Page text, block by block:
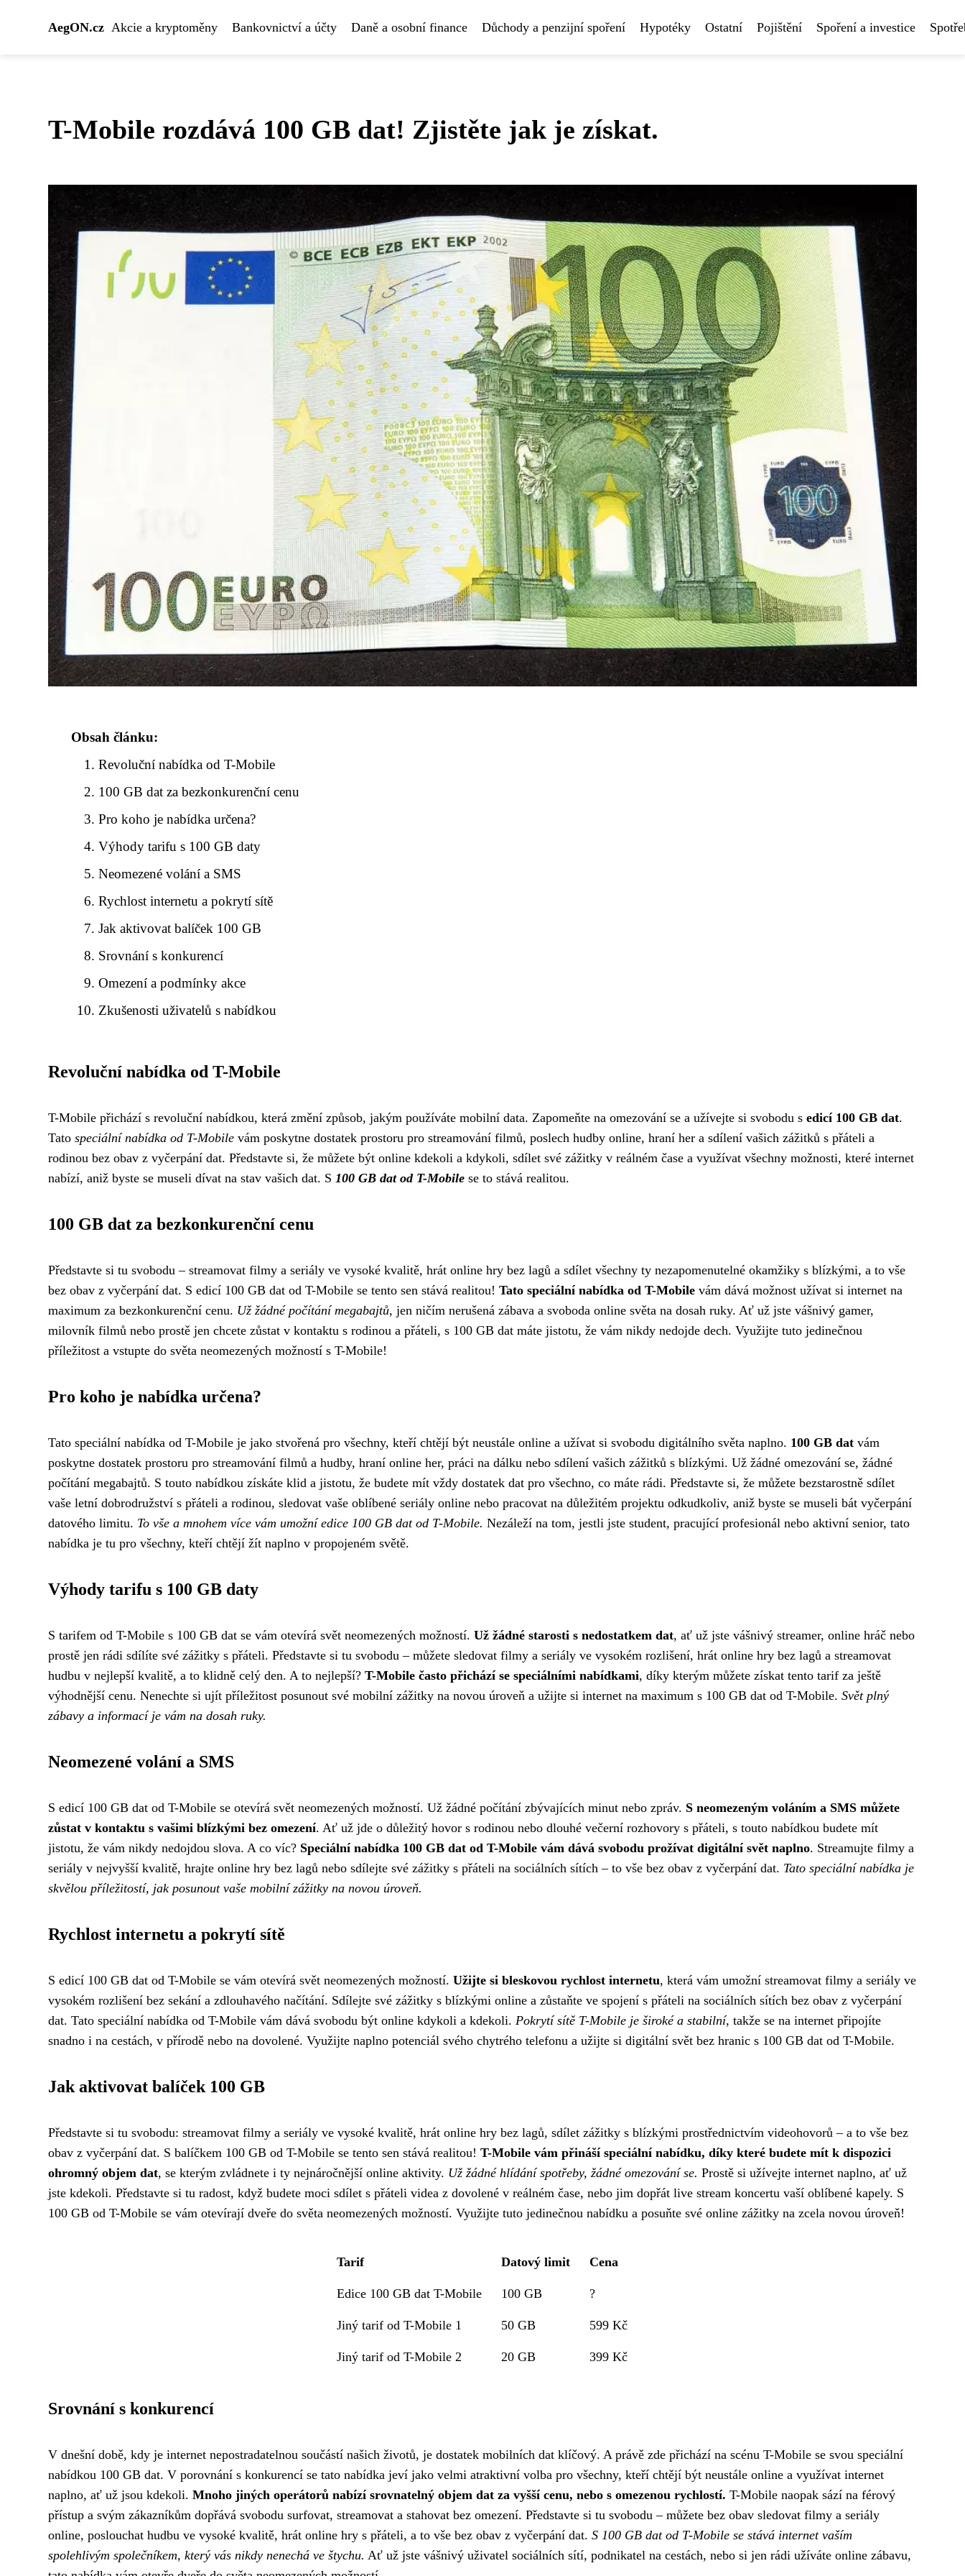
AegON.cz Akcie a kryptoměny Bankovnictví a účty Daně a osobní finance Důchody a penzijní spoření Hypotéky Ostatní Pojištění Spoření a investice
T-Mobile rozdává 100 GB dat! Zjistěte jak je získat.
Obsah článku:
Revoluční nabídka od T-Mobile
100 GB dat za bezkonkurenční cenu
Pro koho je nabídka určena?
Výhody tarifu s 100 GB daty
Neomezené volání a SMS
Rychlost internetu a pokrytí sítě
Jak aktivovat balíček 100 GB
Srovnání s konkurencí
Omezení a podmínky akce
Zkušenosti uživatelů s nabídkou
Revoluční nabídka od T-Mobile
T-Mobile přichází s revoluční nabídkou, která změní způsob, jakým používáte mobilní data. Zapomeňte na omezování se a užívejte si svobodu s edicí 100 GB dat.
Tato speciální nabídka od T-Mobile vám poskytne dostatek prostoru pro streamování filmů, poslech hudby online, hraní her a sdílení vašich zážitků s přáteli a
rodinou bez obav z vyčerpání dat. Představte si, že můžete být online kdekoli a kdykoli, sdílet své zážitky v reálném čase a využívat všechny možnosti, které internet
nabízí, aniž byste se museli dívat na stav vašich dat. S 100 GB dat od T-Mobile se to stává realitou.
100 GB dat za bezkonkurenční cenu
Představte si tu svobodu – streamovat filmy a seriály ve vysoké kvalitě, hrát online hry bez lagů a sdílet všechny ty nezapomenutelné okamžiky s blízkými, a to vše
bez obav z vyčerpání dat. S edicí 100 GB dat od T-Mobile se tento sen stává realitou! Tato speciální nabídka od T-Mobile vám dává možnost užívat si internet na
maximum za bezkonkurenční cenu. Už žádné počítání megabajtů, jen ničím nerušená zábava a svoboda online světa na dosah ruky. Ať už jste vášnivý gamer,
milovník filmů nebo prostě jen chcete zůstat v kontaktu s rodinou a přáteli, s 100 GB dat máte jistotu, že vám nikdy nedojde dech. Využijte tuto jedinečnou
příležitost a vstupte do světa neomezených možností s T-Mobile!
Pro koho je nabídka určena?
Tato speciální nabídka od T-Mobile je jako stvořená pro všechny, kteří chtějí být neustále online a užívat si svobodu digitálního světa naplno. 100 GB dat vám
poskytne dostatek prostoru pro streamování filmů a hudby, hraní online her, práci na dálku nebo sdílení vašich zážitků s blízkými. Už žádné omezování se, žádné
počítání megabajtů. S touto nabídkou získáte klid a jistotu, že budete mít vždy dostatek dat pro všechno, co máte rádi. Představte si, že můžete bezstarostně sdílet
vaše letní dobrodružství s přáteli a rodinou, sledovat vaše oblíbené seriály online nebo pracovat na důležitém projektu odkudkoliv, aniž byste se museli bát vyčerpání
datového limitu. To vše a mnohem více vám umožní edice 100 GB dat od T-Mobile. Nezáleží na tom, jestli jste student, pracující profesionál nebo aktivní senior, tato
nabídka je tu pro všechny, kteří chtějí žít naplno v propojeném světě.
Výhody tarifu s 100 GB daty
S tarifem od T-Mobile s 100 GB dat se vám otevírá svět neomezených možností. Už žádné starosti s nedostatkem dat, ať už jste vášnivý streamer, online hráč nebo
prostě jen rádi sdílíte své zážitky s přáteli. Představte si tu svobodu – můžete sledovat filmy a seriály ve vysokém rozlišení, hrát online hry bez lagů a streamovat
hudbu v nejlepší kvalitě, a to klidně celý den. A to nejlepší? T-Mobile často přichází se speciálními nabídkami, díky kterým můžete získat tento tarif za ještě
výhodnější cenu. Nenechte si ujít příležitost posunout své mobilní zážitky na novou úroveň a užijte si internet na maximum s 100 GB dat od T-Mobile. Svět plný
zábavy a informací je vám na dosah ruky.
Neomezené volání a SMS
S edicí 100 GB dat od T-Mobile se otevírá svět neomezených možností. Už žádné počítání zbývajících minut nebo zpráv. S neomezeným voláním a SMS můžete
zůstat v kontaktu s vašimi blízkými bez omezení. Ať už jde o důležitý hovor s rodinou nebo dlouhé večerní rozhovory s přáteli, s touto nabídkou budete mít
jistotu, že vám nikdy nedojdou slova. A co víc? Speciální nabídka 100 GB dat od T-Mobile vám dává svobodu prožívat digitální svět naplno. Streamujte filmy a
seriály v nejvyšší kvalitě, hrajte online hry bez lagů nebo sdílejte své zážitky s přáteli na sociálních sítích – to vše bez obav z vyčerpání dat. Tato speciální nabídka je
skvělou příležitostí, jak posunout vaše mobilní zážitky na novou úroveň.
Rychlost internetu a pokrytí sítě
S edicí 100 GB dat od T-Mobile se vám otevírá svět neomezených možností. Užijte si bleskovou rychlost internetu, která vám umožní streamovat filmy a seriály ve
vysokém rozlišení bez sekání a zdlouhavého načítání. Sdílejte své zážitky s blízkými online a zůstaňte ve spojení s přáteli na sociálních sítích bez obav z vyčerpání
dat. Tato speciální nabídka od T-Mobile vám dává svobodu být online kdykoli a kdekoli. Pokrytí sítě T-Mobile je široké a stabilní, takže se na internet připojíte
snadno i na cestách, v přírodě nebo na dovolené. Využijte naplno potenciál svého chytrého telefonu a užijte si digitální svět bez hranic s 100 GB dat od T-Mobile.
Jak aktivovat balíček 100 GB
Představte si tu svobodu: streamovat filmy a seriály ve vysoké kvalitě, hrát online hry bez lagů, sdílet zážitky s blízkými prostřednictvím videohovorů – a to vše bez
obav z vyčerpání dat. S balíčkem 100 GB od T-Mobile se tento sen stává realitou! T-Mobile vám přináší speciální nabídku, díky které budete mít k dispozici
ohromný objem dat, se kterým zvládnete i ty nejnáročnější online aktivity. Už žádné hlídání spotřeby, žádné omezování se. Prostě si užívejte internet naplno, ať už
jste kdekoli. Představte si tu radost, když budete moci sdílet s přáteli videa z dovolené v reálném čase, nebo jim dopřát live stream koncertu vaší oblíbené kapely. S
100 GB od T-Mobile se vám otevírají dveře do světa neomezených možností. Využijte tuto jedinečnou nabídku a posuňte své online zážitky na zcela novou úroveň!
Tarif Datový limit Cena
Edice 100 GB dat T-Mobile 100 GB ?
Jiný tarif od T-Mobile 1 50 GB 599 Kč
Jiný tarif od T-Mobile 2 20 GB 399 Kč
Srovnání s konkurencí
V dnešní době, kdy je internet nepostradatelnou součástí našich životů, je dostatek mobilních dat klíčový. A právě zde přichází na scénu T-Mobile se svou speciální
nabídkou 100 GB dat. V porovnání s konkurencí se tato nabídka jeví jako velmi atraktivní volba pro všechny, kteří chtějí být neustále online a využívat internet
naplno, ať už jsou kdekoli. Mnoho jiných operátorů nabízí srovnatelný objem dat za vyšší cenu, nebo s omezenou rychlostí. T-Mobile naopak sází na férový
přístup a svým zákazníkům dopřává svobodu surfovat, streamovat a stahovat bez omezení. Představte si tu svobodu – můžete bez obav sledovat filmy a seriály
online, poslouchat hudbu ve vysoké kvalitě, hrát online hry s přáteli, a to vše bez obav z vyčerpání dat. S 100 GB dat od T-Mobile se stává internet vaším
spolehlivým společníkem, který vás nikdy nenechá ve štychu. Ať už jste vášnivý uživatel sociálních sítí, podnikatel na cestách, nebo si jen rádi užíváte online zábavu,